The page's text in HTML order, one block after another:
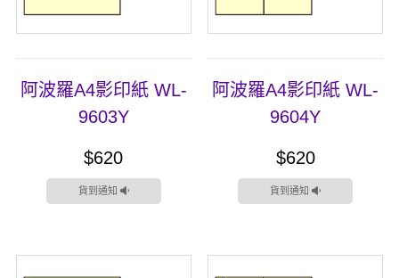
阿波羅A4影印紙 WL-
9603Y
$620
貨到通知
阿波羅A4影印紙 WL-
9604Y
$620
貨到通知